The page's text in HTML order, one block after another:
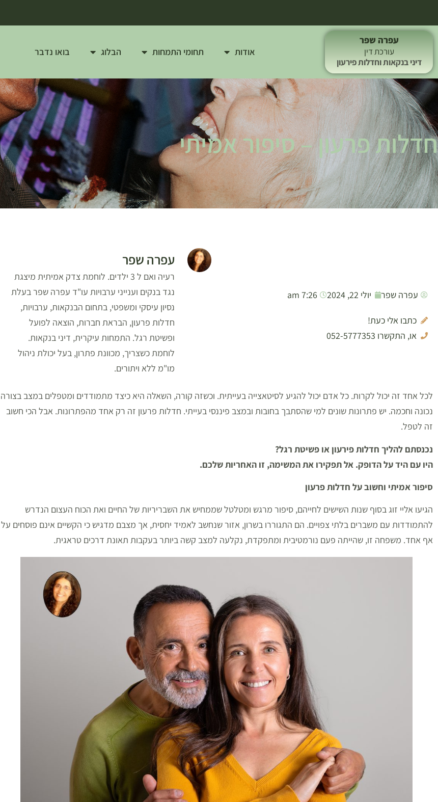
עפרה שפר
עורכת דין
דיני בנקאות וחדלות פירעון
אודות תחומי התמחות הבלוג בואו נדבר
חדלות פרעון – סיפור אמיתי
עפרה שפר יולי 22, 2024 7:26 am
כתבו אלי כעת!
או, התקשרו 052-5777353
עפרה שפר
רעיה ואם ל 3 ילדים. לוחמת צדק אמיתית מיצגת
נגד בנקים וענייני ערבויות עו"ד עפרה שפר בעלת
נסיון עיסקי ומשפטי, בתחום הבנקאות, ערבויות,
חדלות פרעון, הבראת חברות, הוצאה לפועל
ופשיטת רגל. התמחות עיקרית, דיני בנקאות.
לוחמת כשצריך, מכוונת פתרון, בעל יכולת ניהול
מו"מ ללא ויתורים.
לכל אחד זה יכול לקרות. כל אדם יכול להגיע לסיטאצייה בעייתית. וכשזה קורה, השאלה היא כיצד מתמודדים ומטפלים במצב בצורה
נכונה וחכמה. יש פתרונות שונים למי שהסתבך בחובות ובמצב פיננסי בעייתי. חדלות פרעון זה רק אחד מהפתרונות. אבל הכי חשוב
זה לטפל.
נכנסתם להליך חדלות פירעון או פשיטת רגל?
היו עם היד על הדופק. אל תפקירו את המשימה, זו האחריות שלכם.
סיפור אמיתי וחשוב על חדלות פרעון
הגיעו אליי זוג בסוף שנות השישים לחייהם, סיפור מרגש ומטלטל שממחיש את השבריריות של החיים ואת הכוח העצום הנדרש
להתמודדות עם משברים בלתי צפויים. הם התגוררו בשרון, אזור שנחשב לאמיד יחסית, אך מצבם מדגיש כי הקשיים אינם פוסחים על
אף אחד. משפחה זו, שהייתה פעם נורמטיבית ומתפקדת, נקלעה למצב קשה ביותר בעקבות תאונת דרכים טראגית.